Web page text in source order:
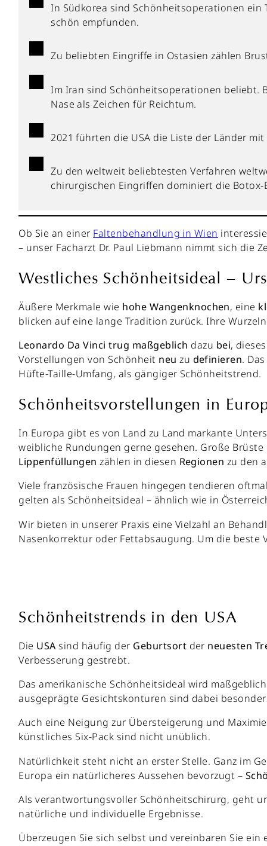
In Südkorea sind Schönheitsoperationen ein
schön empfunden.
Zu beliebten Eingriffe in Ostasien zählen
Im Iran sind Schönheitsoperationen beliebt.
Nase als Zeichen für Reichtum.
2021 führten die USA die Liste der Länder
Zu den weltweit beliebtesten Verfahren
chirurgischen Eingriffen dominiert die
Ob Sie an einer Faltenbehandlung in Wien
– unser Facharzt Dr. Paul Liebmann nimmt sich die
Westliches Schönheitsideal –
Äußere Merkmale wie hohe Wangenknochen, eine
blicken auf eine lange Tradition zurück. Ihre
Leonardo Da Vinci trug maßgeblich dazu bei,
Vorstellungen von Schönheit neu zu definieren.
Hüfte-Taille-Umfang, als gängiger Schönheitstrend.
Schönheitsvorstellungen in
In Europa gibt es von Land zu Land markante
weibliche Rundungen gerne gesehen. Große
Lippenfüllungen zählen in diesen Regionen zu den
Viele französische Frauen hingegen tendieren
gelten als Schönheitsideal – ähnlich wie in
Wir bieten in unserer Praxis eine Vielzahl an
Nasenkorrektur oder Fettabsaugung. Um die
Schönheitstrends in den USA
Die USAsind häufig der Geburtsort der neuesten
Verbesserung gestrebt.
Das amerikanische Schönheitsideal wird
ausgeprägte Gesichtskonturen sind dabei
Auch eine Neigung zur Übersteigerung und
künstliches Six-Pack sind nicht unüblich.
Natürlichkeit steht nicht an erster Stelle. Ganz im
Europa ein natürlicheres Aussehen bevorzugt –
Als verantwortungsvoller Schönheitschirurg, geht
natürliche und individuelle Ergebnisse.
Überzeugen Sie sich selbst und vereinbaren Sie